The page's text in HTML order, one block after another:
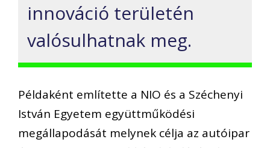
innováció területén
valósulhatnak meg.
Példaként említette a NIO és a Széchenyi
István Egyetem együttműködési
megállapodását melynek célja az autóipar